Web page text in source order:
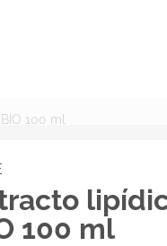
100 ml
100 ml